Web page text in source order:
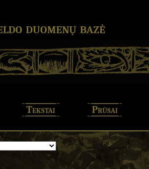
duomenų bazė
Tekstai Prūsai